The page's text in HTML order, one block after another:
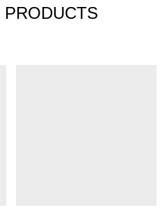
PRODUCTS